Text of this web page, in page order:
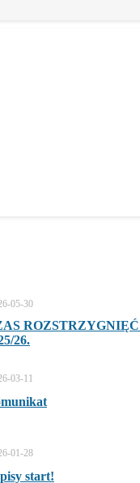
26.
05-30
03-11
start!
01-28